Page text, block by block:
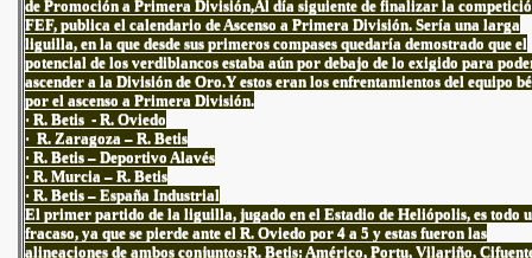
de Promoción a Primera División,Al día siguiente de finalizar la
FEF, publica el calendario de Ascenso a Primera División. Sería una larga
liguilla, en la que desde sus primeros compases quedaría demostrado que el
potencial de los verdiblancos estaba aún por debajo de lo exigido para
ascender a la División de Oro.Y estos eran los enfrentamientos del equipo
por el ascenso a Primera División.
· R. Betis - R. Oviedo
· R. Zaragoza – R. Betis
· R. Betis – Deportivo Alavés
· R. Murcia – R. Betis
· R. Betis – España Industrial
El primer partido de la liguilla, jugado en el Estadio de Heliópolis, es todo
fracaso, ya que se pierde ante el R. Oviedo por 4 a 5 y estas fueron las
alineaciones de ambos conjuntos:R. Betis: Américo, Portu, Vilariño,